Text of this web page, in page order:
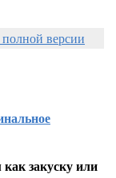
версии
закуску или